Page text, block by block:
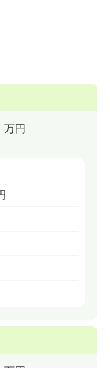
万円